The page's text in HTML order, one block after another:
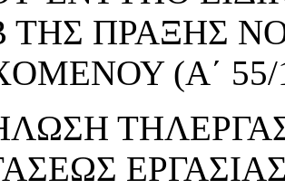
ΤΗΣ ΠΡΑΞΗΣ
(Α΄ 55/